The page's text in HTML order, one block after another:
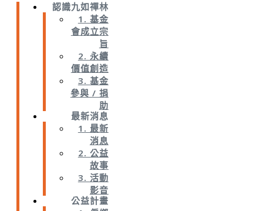
認識九如禪林
1. 基金
會成立宗
旨
2. 永續
價值創造
3. 基金
參與 / 捐
助
最新消息
1. 最新
消息
2. 公益
故事
3. 活動
影音
公益計畫